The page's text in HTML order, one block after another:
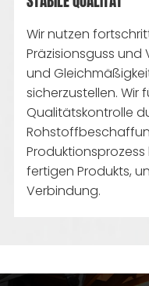
Wir nutzen
Präzisionsguss und
und
sicherzustellen. Wir
Qualitätskontrolle
fertigen Produkts,
Verbindung.